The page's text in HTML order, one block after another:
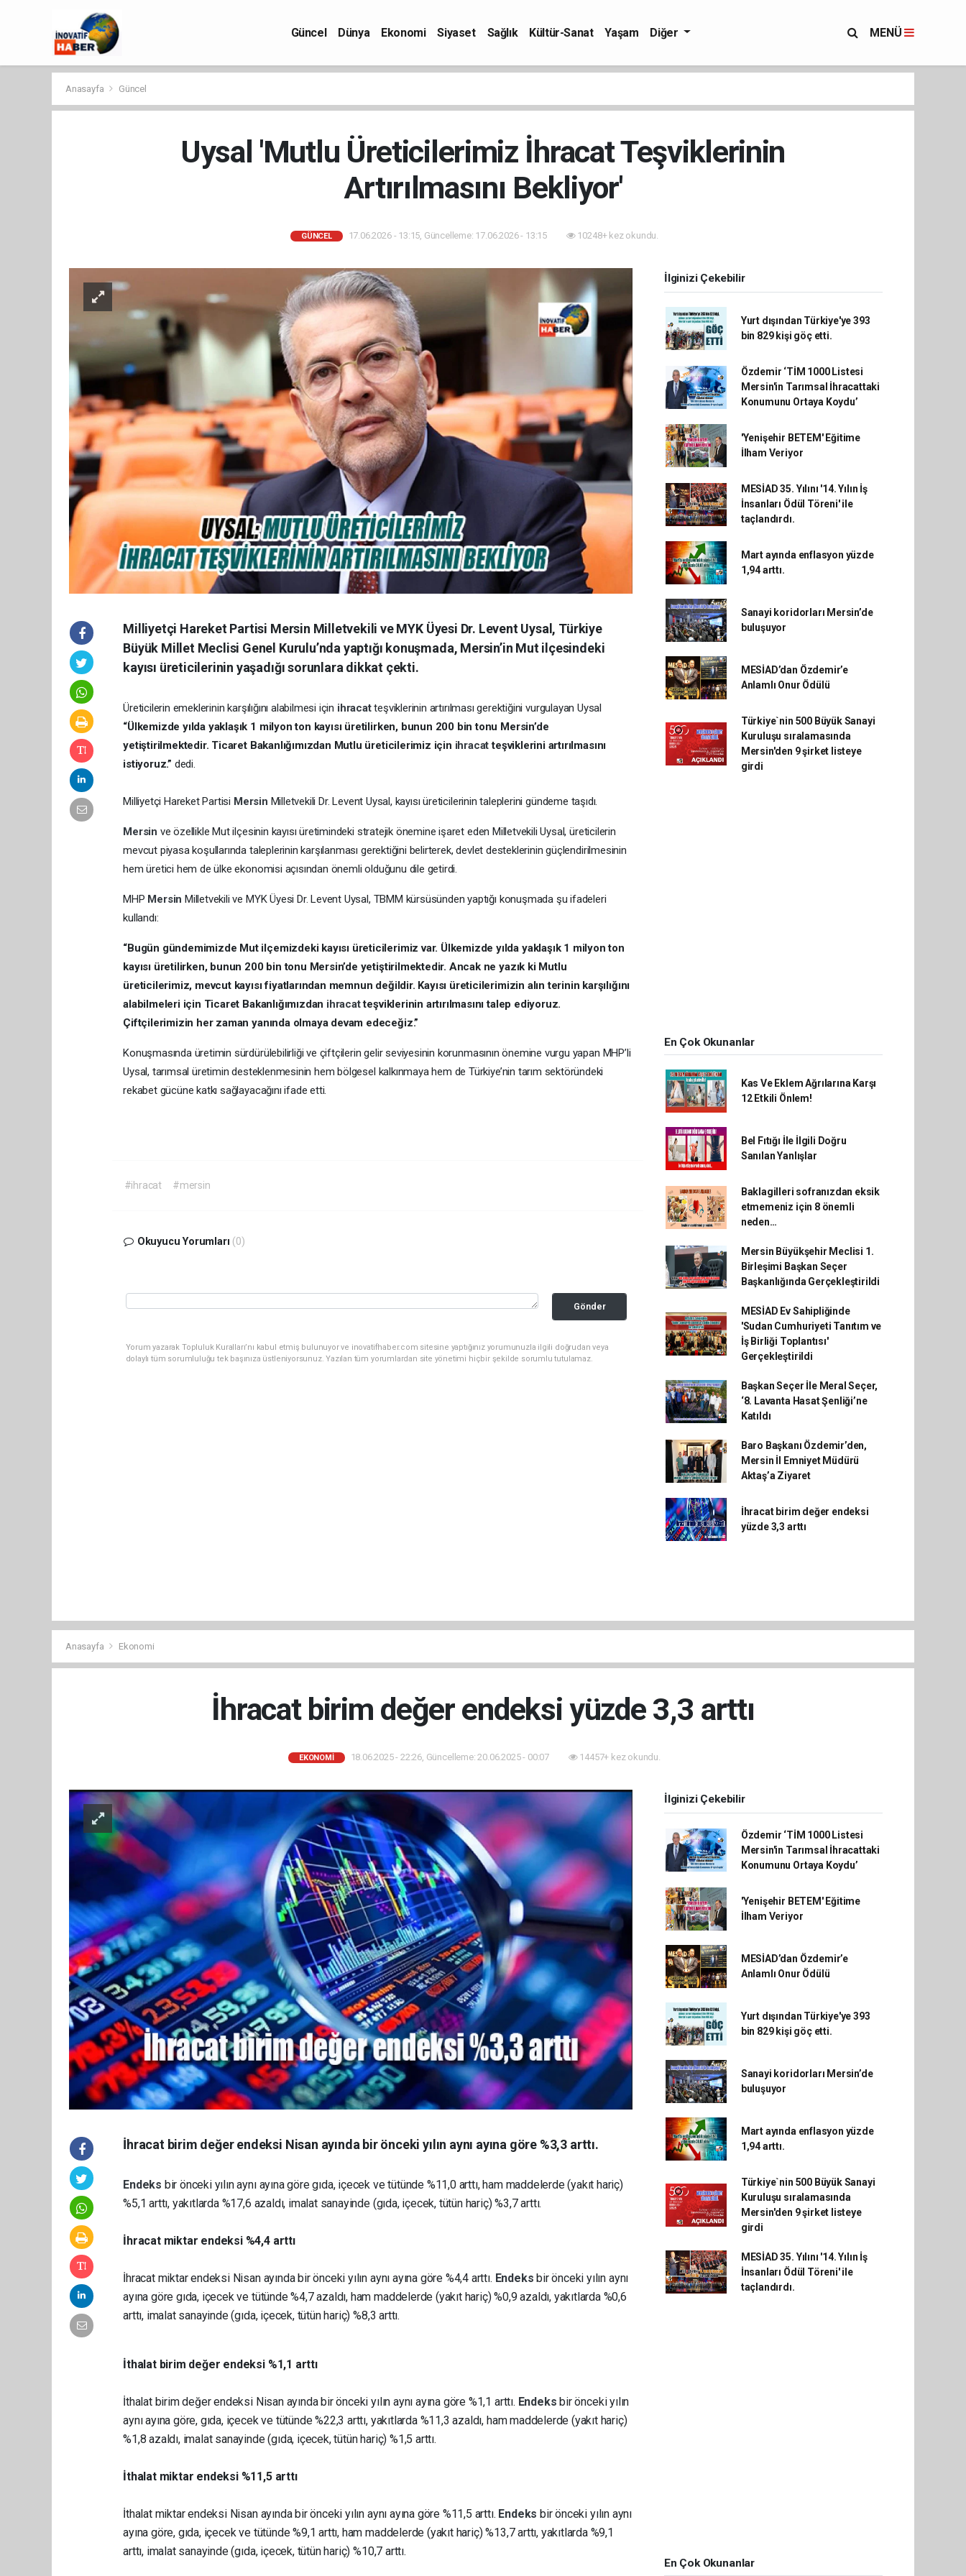
Güncel Dünya Ekonomi Siyaset Sağlık Kültür-Sanat Yaşam Diğer MENÜ
Anasayfa Güncel
Uysal 'Mutlu Üreticilerimiz İhracat Teşviklerinin
Artırılmasını Bekliyor'
GÜNCEL 17.06.2026 - 13:15, Güncelleme: 17.06.2026 - 13:15 10248+ kez okundu.
Milliyetçi Hareket Partisi Mersin Milletvekili ve MYK Üyesi Dr. Levent Uysal, Türkiye
Büyük Millet Meclisi Genel Kurulu’nda yaptığı konuşmada, Mersin’in Mut ilçesindeki
kayısı üreticilerinin yaşadığı sorunlara dikkat çekti.
Üreticilerin emeklerinin karşılığını alabilmesi için ihracatteşviklerinin artırılması gerektiğini vurgulayan Uysal
“Ülkemizde yılda yaklaşık 1 milyon ton kayısı üretilirken, bunun 200 bin tonu Mersin’de
yetiştirilmektedir. Ticaret Bakanlığımızdan Mutlu üreticilerimiz için ihracatteşviklerini artırılmasını
istiyoruz.” dedi.
Milliyetçi Hareket Partisi Mersin Milletvekili Dr. Levent Uysal, kayısı üreticilerinin taleplerini gündeme taşıdı.
Mersin ve özellikle Mut ilçesinin kayısı üretimindeki stratejik önemine işaret eden Milletvekili Uysal, üreticilerin
mevcut piyasa koşullarında taleplerinin karşılanması gerektiğini belirterek, devlet desteklerinin güçlendirilmesinin
hem üretici hem de ülke ekonomisi açısından önemli olduğunu dile getirdi.
MHP Mersin Milletvekili ve MYK Üyesi Dr. Levent Uysal, TBMM kürsüsünden yaptığı konuşmada şu ifadeleri
kullandı:
“Bugün gündemimizde Mut ilçemizdeki kayısı üreticilerimiz var. Ülkemizde yılda yaklaşık 1 milyon ton
kayısı üretilirken, bunun 200 bin tonu Mersin’de yetiştirilmektedir. Ancak ne yazık ki Mutlu
üreticilerimiz, mevcut kayısı fiyatlarından memnun değildir. Kayısı üreticilerimizin alın terinin karşılığını
alabilmeleri için Ticaret Bakanlığımızdan ihracatteşviklerinin artırılmasını talep ediyoruz.
Çiftçilerimizin her zaman yanında olmaya devam edeceğiz.”
Konuşmasında üretimin sürdürülebilirliği ve çiftçilerin gelir seviyesinin korunmasının önemine vurgu yapan MHP’li
Uysal, tarımsal üretimin desteklenmesinin hem bölgesel kalkınmaya hem de Türkiye’nin tarım sektöründeki
rekabet gücüne katkı sağlayacağını ifade etti.
#ihracat #mersin
Okuyucu Yorumları (0)
Gönder
Yorum yazarak Topluluk Kuralları’nı kabul etmiş bulunuyor ve inovatifhaber.com sitesine yaptığınız yorumunuzla ilgili doğrudan veya
dolaylı tüm sorumluluğu tek başınıza üstleniyorsunuz. Yazılan tüm yorumlardan site yönetimi hiçbir şekilde sorumlu tutulamaz.
İlginizi Çekebilir
Yurt dışından Türkiye'ye 393
bin 829 kişi göç etti.
Özdemir ‘TİM 1000 Listesi
Mersin'in Tarımsal İhracattaki
Konumunu Ortaya Koydu’
'Yenişehir BETEM' Eğitime
İlham Veriyor
MESİAD 35. Yılını '14. Yılın İş
İnsanları Ödül Töreni' ile
taçlandırdı.
Mart ayında enflasyon yüzde
1,94 arttı.
Sanayi koridorları Mersin’de
buluşuyor
MESİAD’dan Özdemir’e
Anlamlı Onur Ödülü
Türkiye`nin 500 Büyük Sanayi
Kuruluşu sıralamasında
Mersin'den 9 şirket listeye
girdi
En Çok Okunanlar
Kas Ve Eklem Ağrılarına Karşı
12 Etkili Önlem!
Bel Fıtığı İle İlgili Doğru
Sanılan Yanlışlar
Baklagilleri sofranızdan eksik
etmemeniz için 8 önemli
neden…
Mersin Büyükşehir Meclisi 1.
Birleşimi Başkan Seçer
Başkanlığında Gerçekleştirildi
MESİAD Ev Sahipliğinde
'Sudan Cumhuriyeti Tanıtım ve
İş Birliği Toplantısı'
Gerçekleştirildi
Başkan Seçer İle Meral Seçer,
‘8. Lavanta Hasat Şenliği’ne
Katıldı
Baro Başkanı Özdemir’den,
Mersin İl Emniyet Müdürü
Aktaş’a Ziyaret
İhracat birim değer endeksi
yüzde 3,3 arttı
Anasayfa Ekonomi
İhracat birim değer endeksi yüzde 3,3 arttı
EKONOMI 18.06.2025 - 22:26, Güncelleme: 20.06.2025 - 00:07 14457+ kez okundu.
İhracat birim değer endeksi Nisan ayında bir önceki yılın aynı ayına göre %3,3 arttı.
Endeks bir önceki yılın aynı ayına göre gıda, içecek ve tütünde %11,0 arttı, ham maddelerde (yakıt hariç)
%5,1 arttı, yakıtlarda %17,6 azaldı, imalat sanayinde (gıda, içecek, tütün hariç) %3,7 arttı.
İhracat miktar endeksi %4,4 arttı
İhracat miktar endeksi Nisan ayında bir önceki yılın aynı ayına göre %4,4 arttı. Endeksbir önceki yılın aynı
ayına göre gıda, içecek ve tütünde %4,7 azaldı, ham maddelerde (yakıt hariç) %0,9 azaldı, yakıtlarda %0,6
arttı, imalat sanayinde (gıda, içecek, tütün hariç) %8,3 arttı.
İthalat birim değer endeksi %1,1 arttı
İthalat birim değer endeksi Nisan ayında bir önceki yılın aynı ayına göre %1,1 arttı. Endeksbir önceki yılın
aynı ayına göre, gıda, içecek ve tütünde %22,3 arttı, yakıtlarda %11,3 azaldı, ham maddelerde (yakıt hariç)
%1,8 azaldı, imalat sanayinde (gıda, içecek, tütün hariç) %1,5 arttı.
İthalat miktar endeksi %11,5 arttı
İthalat miktar endeksi Nisan ayında bir önceki yılın aynı ayına göre %11,5 arttı. Endeks bir önceki yılın aynı
ayına göre, gıda, içecek ve tütünde %9,1 arttı, ham maddelerde (yakıt hariç) %13,7 arttı, yakıtlarda %9,1
arttı, imalat sanayinde (gıda, içecek, tütün hariç) %10,7 arttı.
İlginizi Çekebilir
Özdemir ‘TİM 1000 Listesi
Mersin'in Tarımsal İhracattaki
Konumunu Ortaya Koydu’
'Yenişehir BETEM' Eğitime
İlham Veriyor
MESİAD’dan Özdemir’e
Anlamlı Onur Ödülü
Yurt dışından Türkiye'ye 393
bin 829 kişi göç etti.
Sanayi koridorları Mersin’de
buluşuyor
Mart ayında enflasyon yüzde
1,94 arttı.
Türkiye`nin 500 Büyük Sanayi
Kuruluşu sıralamasında
Mersin'den 9 şirket listeye
girdi
MESİAD 35. Yılını '14. Yılın İş
İnsanları Ödül Töreni' ile
taçlandırdı.
En Çok Okunanlar